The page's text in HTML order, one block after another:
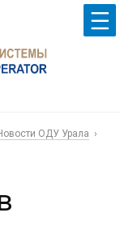
ОДУ Урала